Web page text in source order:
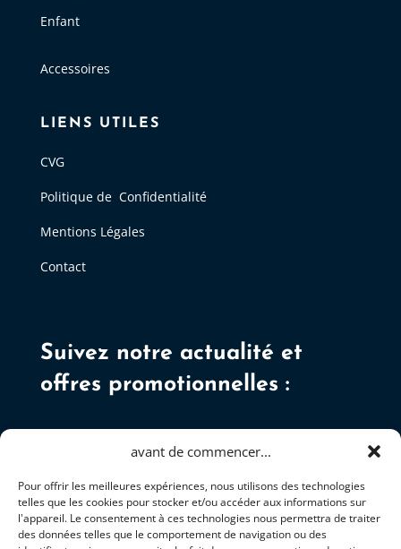
avant de commencer...
Pour offrir les meilleures expériences, nous utilisons des technologies
telles que les cookies pour stocker et/ou accéder aux informations sur
l'appareil. Le consentement à ces technologies nous permettra de traiter
des données telles que le comportement de navigation ou des
Enfant
Accessoires
LIENS UTILES
CVG
Politique de Confidentialité
Mentions Légales
Contact
Suivez notre actualité et
offres promotionnelles :
S'ABONNER